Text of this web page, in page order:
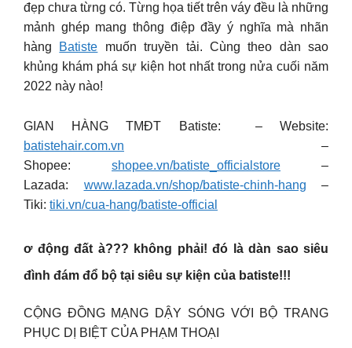
đẹp chưa từng có. Từng họa tiết trên váy đều là những
mảnh ghép mang thông điệp đầy ý nghĩa mà nhãn
hàng Batiste muốn truyền tải. Cùng theo dàn sao
khủng khám phá sự kiện hot nhất trong nửa cuối năm
2022 này nào!
GIAN HÀNG TMĐT Batiste: – Website:
batistehair.com.vn –
Shopee: shopee.vn/batiste_officialstore –
Lazada: www.lazada.vn/shop/batiste-chinh-hang –
Tiki: tiki.vn/cua-hang/batiste-official
ơ động đất à??? không phải! đó là dàn sao siêu
đình đám đổ bộ tại siêu sự kiện của batiste!!!
CỘNG ĐỒNG MẠNG DẬY SÓNG VỚI BỘ TRANG
PHỤC DỊ BIỆT CỦA PHẠM THOẠI